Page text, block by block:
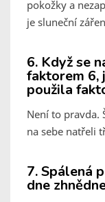
pokožky a
je sluneční
6. Když se
faktorem 6,
použila
Není to pravda.
na sebe natřeli
7. Spálená
dne